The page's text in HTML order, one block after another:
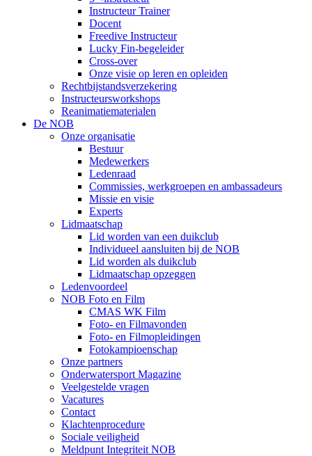
Instructeur Trainer
Docent
Freedive Instructeur
Lucky Fin-begeleider
Cross-over
Onze visie op leren en opleiden
Rechtbijstandsverzekering
Instructeursworkshops
Reanimatiematerialen
De NOB
Onze organisatie
Bestuur
Medewerkers
Ledenraad
Commissies, werkgroepen en ambassadeurs
Missie en visie
Experts
Lidmaatschap
Lid worden van een duikclub
Individueel aansluiten bij de NOB
Lid worden als duikclub
Lidmaatschap opzeggen
Ledenvoordeel
NOB Foto en Film
CMAS WK Film
Foto- en Filmavonden
Foto- en Filmopleidingen
Fotokampioenschap
Onze partners
Onderwatersport Magazine
Veelgestelde vragen
Vacatures
Contact
Klachtenprocedure
Sociale veiligheid
Meldpunt Integriteit NOB